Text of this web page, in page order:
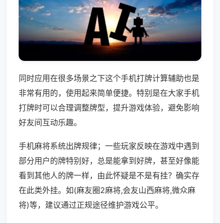
同时应用在很多场景之下这个手机打牌计算辅助也是
非常有用的，使用起来简单便捷。特别是在大家手机
打牌时可以合理调整牌型，提升游戏体验，避免影响
好友间互动乐趣。
手机麻将系统出牌规律；一些玩家反映在游戏中遇到
部分用户的牌特别好，总是能拿到好牌，甚至好像能
看到其他人的牌一样，由此怀疑是不是有挂？确实存
在此类外挂。如(麻友圈2麻将,会友山西麻将,微众麻
将)等，建议通过正规途径维护游戏公平。